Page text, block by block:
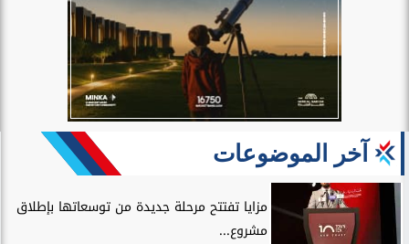
آخر الموضوعات
مزايا تفتتح مرحلة جديدة من توسعاتها بإطلاق
مشروع...